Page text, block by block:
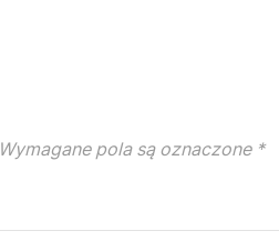
Wymagane pola są oznaczone *